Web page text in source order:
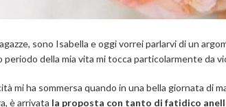
sono Isabella e oggi vorrei parlarvi di un
periodo della mia vita mi tocca particolarmente da
mi ha sommersa quando in una bella giornata di
è arrivata la proposta con tanto di fatidico